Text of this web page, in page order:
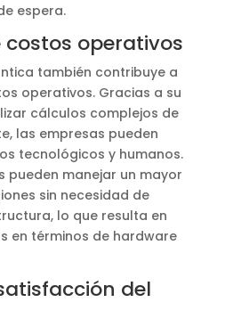
espera.
costos operativos
también contribuye a
operativos. Gracias a su
cálculos complejos de
las empresas pueden
tecnológicos y humanos.
pueden manejar un mayor
sin necesidad de
lo que resulta en
en términos de hardware
del